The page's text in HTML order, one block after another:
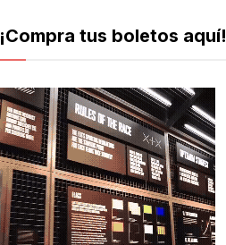
¡Compra tus boletos aquí!